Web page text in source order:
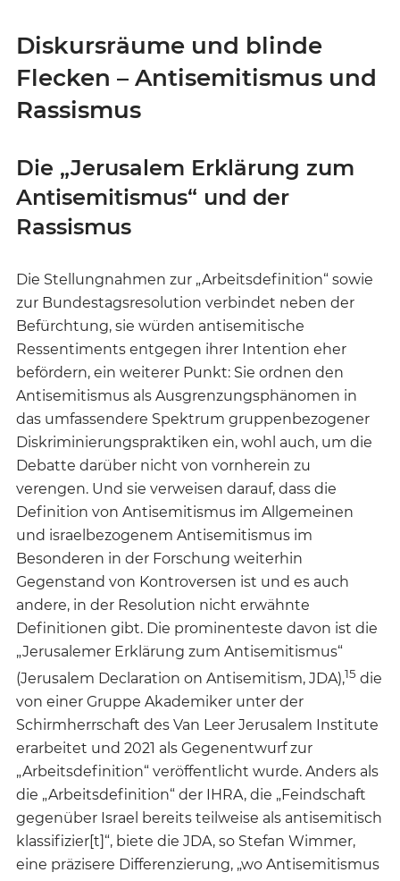
Diskursräume und blinde
Flecken – Antisemitismus und
Rassismus
Die „Jerusalem Erklärung zum
Antisemitismus“ und der
Rassismus
Die Stellungnahmen zur „Arbeitsdefinition“ sowie
zur Bundestagsresolution verbindet neben der
Befürchtung, sie würden antisemitische
Ressentiments entgegen ihrer Intention eher
befördern, ein weiterer Punkt: Sie ordnen den
Antisemitismus als Ausgrenzungsphänomen in
das umfassendere Spektrum gruppenbezogener
Diskriminierungspraktiken ein, wohl auch, um die
Debatte darüber nicht von vornherein zu
verengen. Und sie verweisen darauf, dass die
Definition von Antisemitismus im Allgemeinen
und israelbezogenem Antisemitismus im
Besonderen in der Forschung weiterhin
Gegenstand von Kontroversen ist und es auch
andere, in der Resolution nicht erwähnte
Definitionen gibt. Die prominenteste davon ist die
„Jerusalemer Erklärung zum Antisemitismus“
(Jerusalem Declaration on Antisemitism, JDA),15 die
von einer Gruppe Akademiker unter der
Schirmherrschaft des Van Leer Jerusalem Institute
erarbeitet und 2021 als Gegenentwurf zur
„Arbeitsdefinition“ veröffentlicht wurde. Anders als
die „Arbeitsdefinition“ der IHRA, die „Feindschaft
gegenüber Israel bereits teilweise als antisemitisch
klassifizier[t]“, biete die JDA, so Stefan Wimmer,
eine präzisere Differenzierung, „wo Antisemitismus